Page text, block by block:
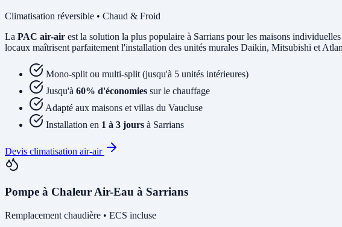
Climatisation réversible • Chaud & Froid
La PAC air-air est la solution la plus populaire à Sarrians pour les maisons
locaux maîtrisent parfaitement l'installation des unités murales Daikin, Mitsubishi et
Mono-split ou multi-split (jusqu'à 5 unités intérieures)
Jusqu'à 60% d'économies sur le chauffage
Adapté aux maisons et villas du Vaucluse
Installation en 1 à 3 jours à Sarrians
Devis climatisation air-air
Pompe à Chaleur Air-Eau à Sarrians
Remplacement chaudière • ECS incluse